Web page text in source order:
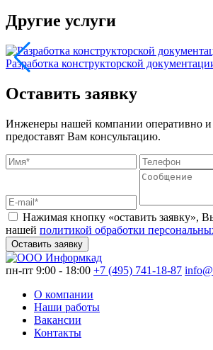
Другие услуги
Разработка конструкторской
Оставить заявку
Инженеры нашей компании оперативно и
предоставят Вам консультацию.
Нажимая кнопку «оставить заявку»,
нашей политикой обработки
Оставить заявку
пн-пт 9:00 - 18:00 +7 (495) 741-18-87
О компании
Наши работы
Вакансии
Контакты